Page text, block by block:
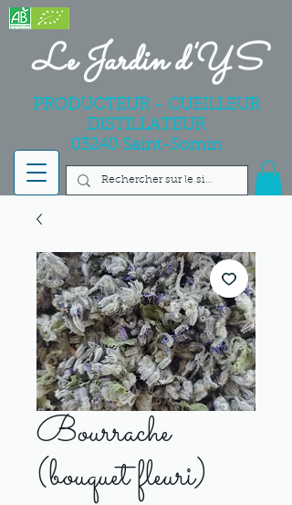
Le Jardin d'YS
PRODUCTEUR - CUEILLEUR
DISTILLATEUR
03240 Saint-Sornin
Bourrache
(bouquet fleuri)